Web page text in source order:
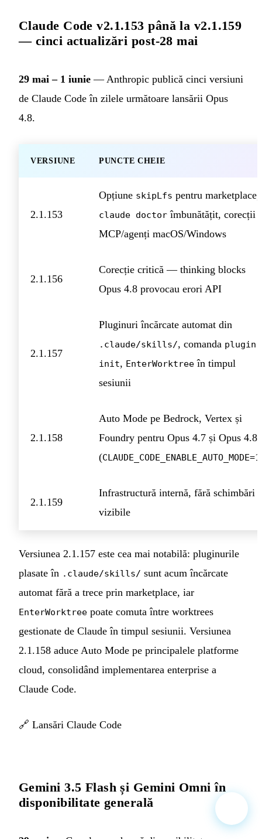
Claude Code v2.1.153 până la v2.1.159
— cinci actualizări post-28 mai
29 mai – 1 iunie — Anthropic publică cinci versiuni
de Claude Code în zilele următoare lansării Opus
4.8.
VERSIUNE PUNCTE CHEIE
2.1.153
Opțiune skipLfs pentru marketplace,
claude doctor îmbunătățit, corecții
MCP/agenți macOS/Windows
2.1.156
Corecție critică — thinking blocks
Opus 4.8 provocau erori API
2.1.157
Pluginuri încărcate automat din
.claude/skills/, comanda plugin
init, EnterWorktree în timpul
sesiunii
2.1.158
Auto Mode pe Bedrock, Vertex și
Foundry pentru Opus 4.7 și Opus 4.8
(CLAUDE_CODE_ENABLE_AUTO_MODE=1
2.1.159
Infrastructură internă, fără schimbări
vizibile
Versiunea 2.1.157 este cea mai notabilă: pluginurile
plasate în .claude/skills/ sunt acum încărcate
automat fără a trece prin marketplace, iar
EnterWorktree poate comuta între worktrees
gestionate de Claude în timpul sesiunii. Versiunea
2.1.158 aduce Auto Mode pe principalele platforme
cloud, consolidând implementarea enterprise a
Claude Code.
🔗 Lansări Claude Code
Gemini 3.5 Flash și Gemini Omni în
disponibilitate generală